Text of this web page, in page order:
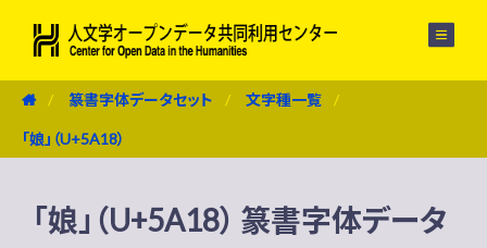
篆書字体データセット 文字種一覧
「娘」（U+5A18）
「娘」（U+5A18） 篆書字体データ